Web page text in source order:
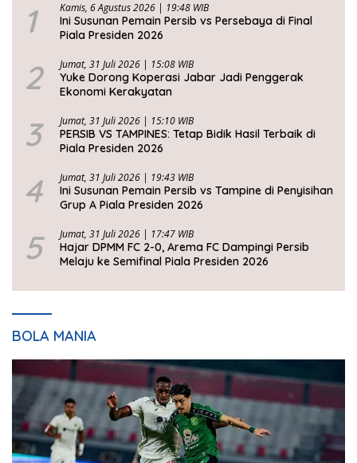
1 Kamis, 6 Agustus 2026 | 19:48 WIB
Ini Susunan Pemain Persib vs Persebaya di Final
Piala Presiden 2026
2 Jumat, 31 Juli 2026 | 15:08 WIB
Yuke Dorong Koperasi Jabar Jadi Penggerak
Ekonomi Kerakyatan
3 Jumat, 31 Juli 2026 | 15:10 WIB
PERSIB VS TAMPINES: Tetap Bidik Hasil Terbaik di
Piala Presiden 2026
4 Jumat, 31 Juli 2026 | 19:43 WIB
Ini Susunan Pemain Persib vs Tampine di Penyisihan
Grup A Piala Presiden 2026
5 Jumat, 31 Juli 2026 | 17:47 WIB
Hajar DPMM FC 2-0, Arema FC Dampingi Persib
Melaju ke Semifinal Piala Presiden 2026
BOLA MANIA